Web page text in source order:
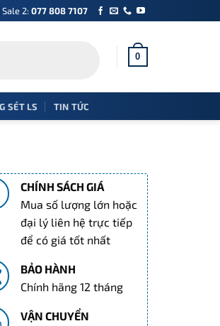
Sale 2: 077 808 7107
0
SÉT LS TIN TỨC
CHÍNH SÁCH GIÁ
Mua số lượng lớn hoặc
đại lý liên hệ trực tiếp
để có giá tốt nhất
BẢO HÀNH
Chính hãng 12 tháng
VẬN CHUYỂN